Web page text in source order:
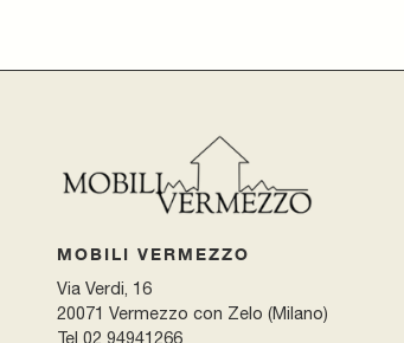
MOBILI VERMEZZO
Via Verdi, 16
20071 Vermezzo con Zelo (Milano)
Tel 02 94941266